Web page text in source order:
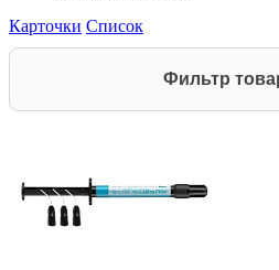
Карточки Список
Фильтр